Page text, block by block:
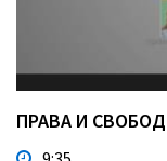
ПРАВА И